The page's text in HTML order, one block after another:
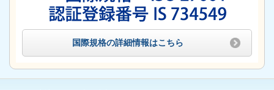
国際規格の詳細情報はこちら